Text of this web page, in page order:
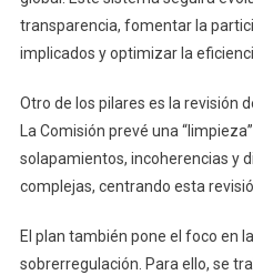
transparencia, fomentar la
implicados y optimizar la
Otro de los pilares es la revisión
La Comisión prevé una
solapamientos, incoherencias y
complejas, centrando esta
El plan también pone el foco en
sobrerregulación. Para ello, se